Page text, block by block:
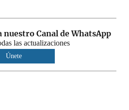
nuestro Canal de WhatsApp
las actualizaciones
Únete